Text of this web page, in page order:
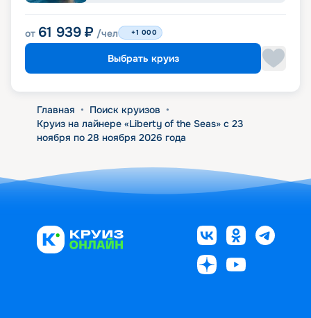
от 61 939 ₽ /чел +1 000
Выбрать круиз
Главная • Поиск круизов •
Круиз на лайнере «Liberty of the Seas» с 23
ноября по 28 ноября 2026 года